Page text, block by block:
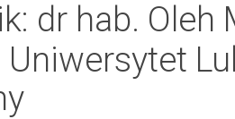
dr hab. Oleh